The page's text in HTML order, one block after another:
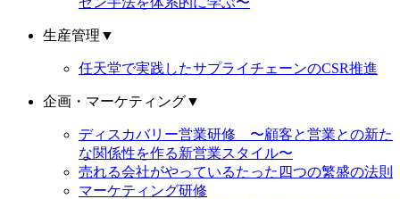
生産管理 ▼
任天堂で実践したサプライチェーンのCSR推進
企画・マーケティング▼
ディスカバリー営業研修 〜顧客と営業との新た
な関係性を作る新営業スタイル〜
売れる会社がやっているたった四つの繁盛の法則
マーケティング研修